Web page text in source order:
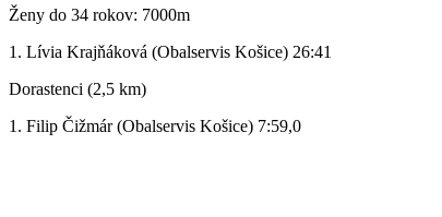
Ženy do 34 rokov: 7000m
1. Lívia Krajňáková (Obalservis Košice) 26:41
Dorastenci (2,5 km)
1. Filip Čižmár (Obalservis Košice) 7:59,0